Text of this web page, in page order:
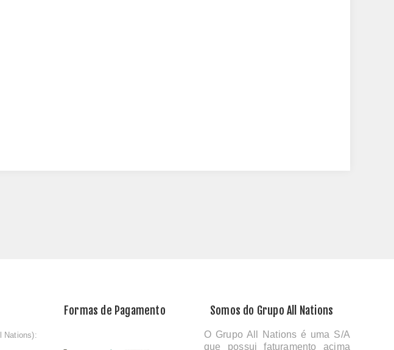
Nations):
Formas de Pagamento Somos do Grupo All Nations
O Grupo All Nations é uma S/A
que possui faturamento acima